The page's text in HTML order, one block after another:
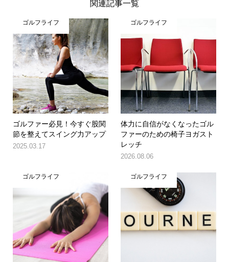
関連記事一覧
ゴルフライフ
ゴルファー必見！今すぐ股関
節を整えてスイング力アップ
2025.03.17
ゴルフライフ
体力に自信がなくなったゴル
ファーのための椅子ヨガスト
レッチ
2026.08.06
ゴルフライフ ゴルフライフ